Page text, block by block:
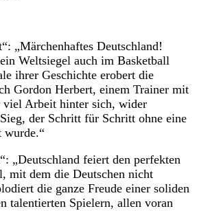
„Märchenhaftes Deutschland!
Weltsiegel auch im Basketball
ihrer Geschichte erobert die
Gordon Herbert, einem Trainer mit
viel Arbeit hinter sich, wider
der Schritt für Schritt ohne eine
wurde.“
„Deutschland feiert den perfekten
mit dem die Deutschen nicht
die ganze Freude einer soliden
talentierten Spielern, allen voran